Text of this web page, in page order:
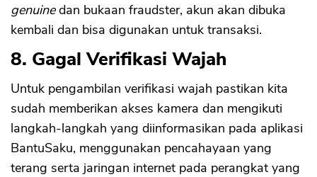
genuinedan bukaan fraudster, akun akan dibuka
kembali dan bisa digunakan untuk transaksi.
8. Gagal Verifikasi Wajah
Untuk pengambilan verifikasi wajah pastikan kita
sudah memberikan akses kamera dan mengikuti
langkah-langkah yang diinformasikan pada aplikasi
BantuSaku, menggunakan pencahayaan yang
terang serta jaringan internet pada perangkat yang